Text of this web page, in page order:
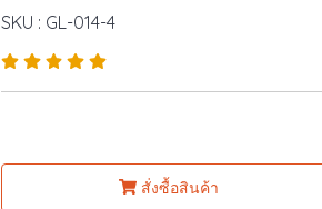
SKU : GL-014-4
สั่งซื้อสินค้า